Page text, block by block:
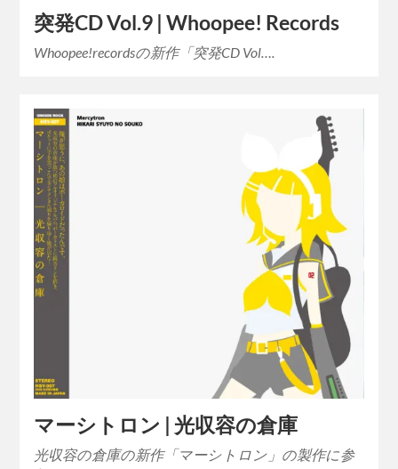
突発CD Vol.9 | Whoopee! Records
Whoopee!recordsの新作「突発CD Vol….
マーシトロン | 光収容の倉庫
光収容の倉庫の新作「マーシトロン」の製作に参